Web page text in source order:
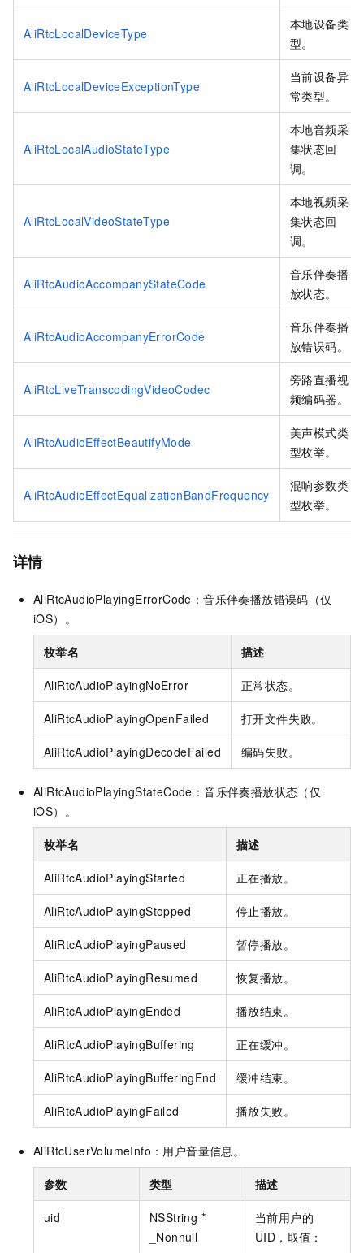
AliRtcLocalDeviceType
本地设备类
型。
AliRtcLocalDeviceExceptionType
当前设备异
常类型。
AliRtcLocalAudioStateType
本地音频采
集状态回
调。
AliRtcLocalVideoStateType
本地视频采
集状态回
调。
AliRtcAudioAccompanyStateCode
音乐伴奏播
放状态。
AliRtcAudioAccompanyErrorCode
音乐伴奏播
放错误码。
AliRtcLiveTranscodingVideoCodec
旁路直播视
频编码器。
AliRtcAudioEffectBeautifyMode
美声模式类
型枚举。
AliRtcAudioEffectEqualizationBandFrequency
混响参数类
型枚举。
详情
AliRtcAudioPlayingErrorCode：音乐伴奏播放错误码（仅
iOS）。
枚举名 描述
AliRtcAudioPlayingNoError 正常状态。
AliRtcAudioPlayingOpenFailed 打开文件失败。
AliRtcAudioPlayingDecodeFailed 编码失败。
AliRtcAudioPlayingStateCode：音乐伴奏播放状态（仅
iOS）。
枚举名 描述
AliRtcAudioPlayingStarted 正在播放。
AliRtcAudioPlayingStopped 停止播放。
AliRtcAudioPlayingPaused 暂停播放。
AliRtcAudioPlayingResumed 恢复播放。
AliRtcAudioPlayingEnded 播放结束。
AliRtcAudioPlayingBuffering 正在缓冲。
AliRtcAudioPlayingBufferingEnd 缓冲结束。
AliRtcAudioPlayingFailed 播放失败。
AliRtcUserVolumeInfo：用户音量信息。
参数 类型 描述
uid
NSString *
_Nonnull
当前用户的
UID，取值：